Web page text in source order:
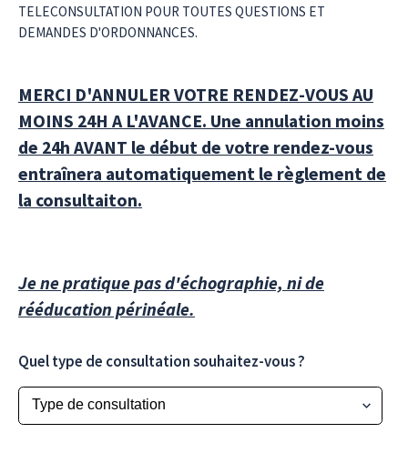
TELECONSULTATION POUR TOUTES QUESTIONS ET
DEMANDES D'ORDONNANCES.
MERCI D'ANNULER VOTRE RENDEZ-VOUS AU
MOINS 24H A L'AVANCE. Une annulation moins
de 24h AVANT le début de votre rendez-vous
entraînera automatiquement le règlement de
la consultaiton.
Je ne pratique pas d'échographie, ni de
rééducation périnéale.
Quel type de consultation souhaitez-vous ?